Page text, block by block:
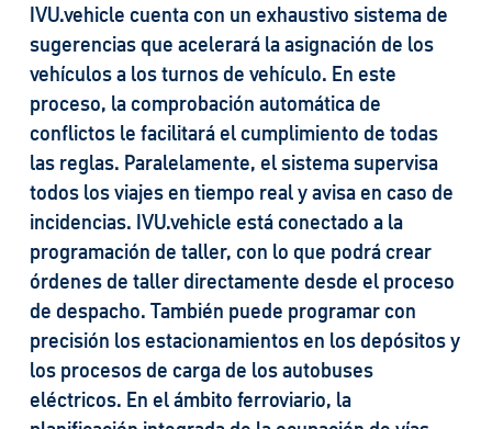
IVU.vehicle cuenta con un exhaustivo sistema de
sugerencias que acelerará la asignación de los
vehículos a los turnos de vehículo. En este
proceso, la comprobación automática de
conflictos le facilitará el cumplimiento de todas
las reglas. Paralelamente, el sistema supervisa
todos los viajes en tiempo real y avisa en caso de
incidencias. IVU.vehicle está conectado a la
programación de taller, con lo que podrá crear
órdenes de taller directamente desde el proceso
de despacho. También puede programar con
precisión los estacionamientos en los depósitos y
los procesos de carga de los autobuses
eléctricos. En el ámbito ferroviario, la